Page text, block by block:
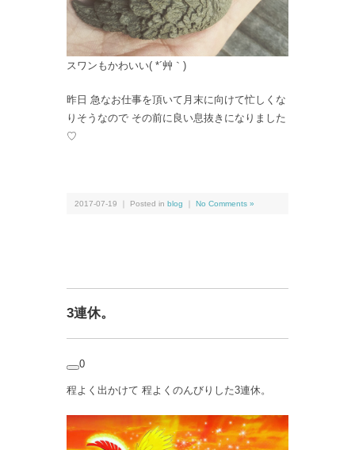
スワンもかわいい( *´艸｀)
昨日 急なお仕事を頂いて月末に向けて忙しくな
りそうなので その前に良い息抜きになりました
♡
2017-07-19 ｜ Posted in blog No Comments »
3連休。
0
程よく出かけて 程よくのんびりした3連休。